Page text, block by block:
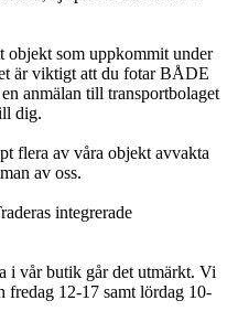
objekt som uppkommit under
är viktigt att du fotar BÅDE
anmälan till transportbolaget
dig.
flera av våra objekt avvakta
av oss.
integrerade
i vår butik går det utmärkt. Vi
fredag 12-17 samt lördag 10-